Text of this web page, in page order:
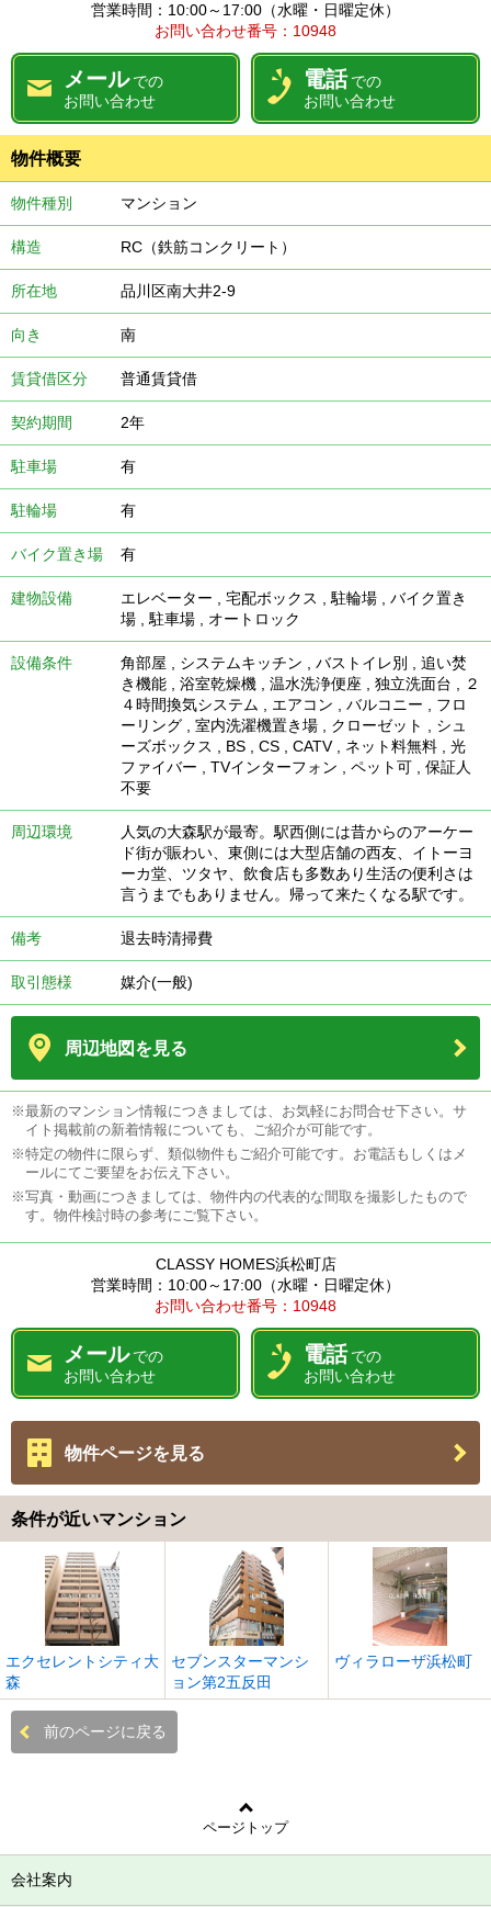
営業時間：10:00～17:00（水曜・日曜定休）
お問い合わせ番号：10948
メール での
お問い合わせ
電話 での
お問い合わせ
物件概要
物件種別 マンション
構造 RC（鉄筋コンクリート）
所在地 品川区南大井2-9
向き 南
賃貸借区分 普通賃貸借
契約期間 2年
駐車場 有
駐輪場 有
バイク置き場 有
建物設備 エレベーター 宅配ボックス 駐輪場
バイク置き
場
駐車場 オートロック
設備条件 角部屋 システムキッチン バストイレ別
追い焚
き機能
浴室乾燥機 温水洗浄便座 独立洗面台
２
４時間換気システム
エアコン バルコニー
フロ
ーリング
室内洗濯機置き場 クローゼット
シュ
ーズボックス
BS CS CATV, ネット料無料
光
ファイバー
TVインターフォン ペット可
保証人
不要
周辺環境
人気の大森駅が最寄。駅西側には昔からのアーケー
ド街が賑わい、東側には大型店舗の西友、イトーヨ
ーカ堂、ツタヤ、飲食店も多数あり生活の便利さは
言うまでもありません。帰って来たくなる駅です。
備考 退去時清掃費
取引態様 媒介(一般)
周辺地図を見る
※最新のマンション情報につきましては、お気軽にお問合せ下さい。サ
イト掲載前の新着情報についても、ご紹介が可能です。
※特定の物件に限らず、類似物件もご紹介可能です。お電話もしくはメ
ールにてご要望をお伝え下さい。
※写真・動画につきましては、物件内の代表的な間取を撮影したもので
す。物件検討時の参考にご覧下さい。
CLASSY HOMES浜松町店
営業時間：10:00～17:00（水曜・日曜定休）
お問い合わせ番号：10948
メール での
お問い合わせ
電話 での
お問い合わせ
物件ページを見る
条件が近いマンション
エクセレントシティ大
森
セブンスターマンシ
ョン第2五反田
ヴィラローザ浜松町
前のページに戻る
ページトップ
会社案内